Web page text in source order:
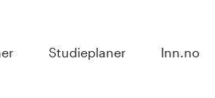
Studieplaner Inn.no